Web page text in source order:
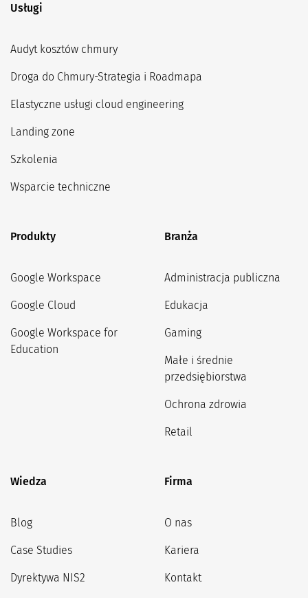
Usługi
Audyt kosztów chmury
Droga do Chmury-Strategia i Roadmapa
Elastyczne usługi cloud engineering
Landing zone
Szkolenia
Wsparcie techniczne
Produkty
Google Workspace
Google Cloud
Google Workspace for
Education
Branża
Administracja publiczna
Edukacja
Gaming
Małe i średnie
przedsiębiorstwa
Ochrona zdrowia
Retail
Wiedza
Blog
Case Studies
Dyrektywa NIS2
Firma
O nas
Kariera
Kontakt